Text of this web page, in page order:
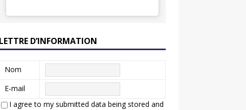
LETTRE D’INFORMATION
Nom
E-mail
I agree to my submitted data being stored and